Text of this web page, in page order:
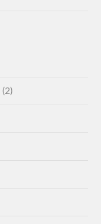
(2)